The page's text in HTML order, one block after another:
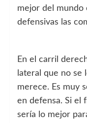
mejor del mundo
defensivas las
En el carril
lateral que no se
merece. Es muy
en defensa. Si el
sería lo mejor